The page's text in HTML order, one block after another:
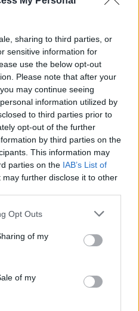
sharing to third parties, or
sensitive information for
use the below opt-out
Please note that after your
may continue seeing
information utilized by
to third parties prior to
opt-out of the further
by third parties on the
This information may
parties on the IAB’s List of
may further disclose it to other
Opt Outs
of my
of my
είχε επίσης
τον περασμένο μήνα,
σκοπεύει να εξαπολύσει
σε στρατιωτικούς
πιο έντονοι
οποίων και πλήγμα που
Λάβρας των
1.000 ετών.
βέβαιος για τη
του προς αποφοίτους
κατάληψη της πόλης
Ουκρανία